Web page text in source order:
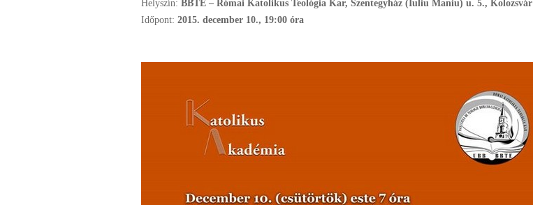
Helyszín: BBTE – Római Katolikus Teológia Kar, Szentegyház (Iuliu Maniu) u. 5., Kolozsvár
Időpont: 2015. december 10., 19:00 óra